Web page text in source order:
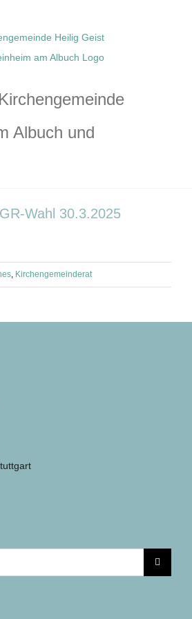
Albuch und
Wahl 30.3.2025
, Kirchengemeinderat